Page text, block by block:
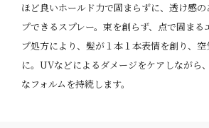
ほど良いホールド力で固まらずに、透け感
プできるスプレー。 束を創らず、点で固まる
プ処方により、 髪が１本１本表情を創り、空
に。 UVなどによるダメージをケアしながら
なフォルムを持続します。